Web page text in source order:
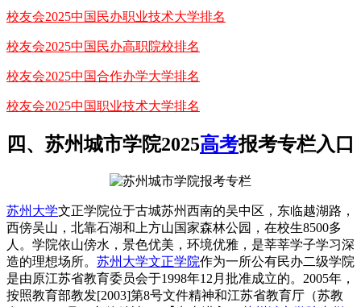
校友会2025中国民办职业技术大学排名
校友会2025中国民办高职院校排名
校友会2025中国合作办学大学排名
校友会2025中国职业技术大学排名
四、苏州城市学院2025高考报考专栏入口
苏州大学文正学院位于古城苏州西南的吴中区，东临越湖路，
西傍吴山，北靠石湖和上方山国家森林公园，在校生8500多
人。学院依山傍水，景色优美，环境优雅，是莘莘学子学习深
造的理想场所。 苏州大学文正学院作为一所公有民办二级学院
是由原江苏省教育委员会于1998年12月批准成立的。2005年，
按照教育部教发[2003]第8号文件精神和江苏省教育厅（苏教